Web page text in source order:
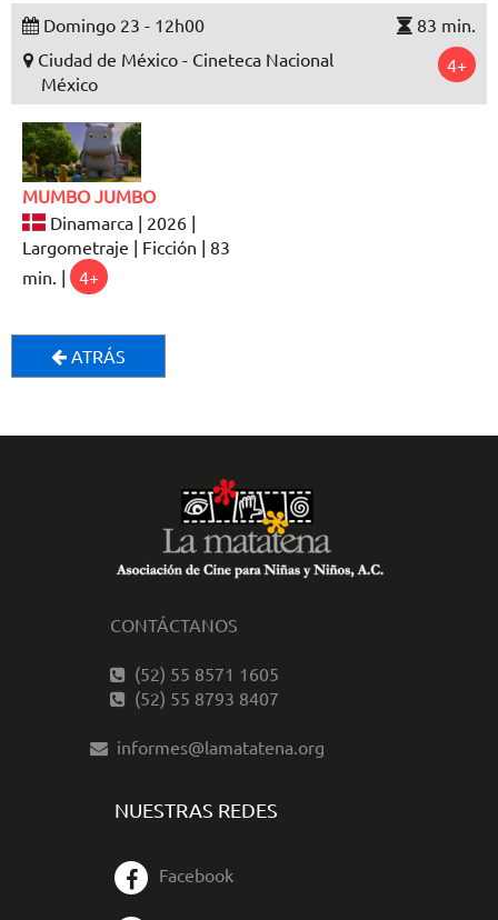
Domingo 23 - 12h00
83 min.
Ciudad de México - Cineteca Nacional
México
4+
MUMBO JUMBO
Dinamarca | 2026 |
Largometraje | Ficción | 83
min. |
4+
ATRÁS
CONTÁCTANOS
(52) 55 8571 1605
(52) 55 8793 8407
informes@lamatatena.org
NUESTRAS REDES
Facebook